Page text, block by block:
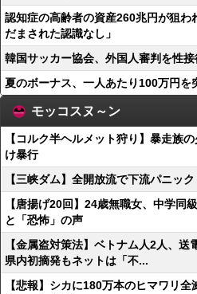
認知症の高齢者の資産260兆円が狙
だまされた認識なし」
韓国サッカー協会、外国人審判を性
夏のボーナス、一人あたり100万円を
モッコスヌ～ン
【コルク半ヘルメット狩り】暴走族
け暴行
【三峡ダム】全開放流で下流パニッ
【唐揚げ20回】24歳無職女、中学同
と「恐怖」の声
【金属盗対策法】ベトナム人2人、送
県内初摘発もネットは「不...
【悲報】シカに180万本のヒマワリ